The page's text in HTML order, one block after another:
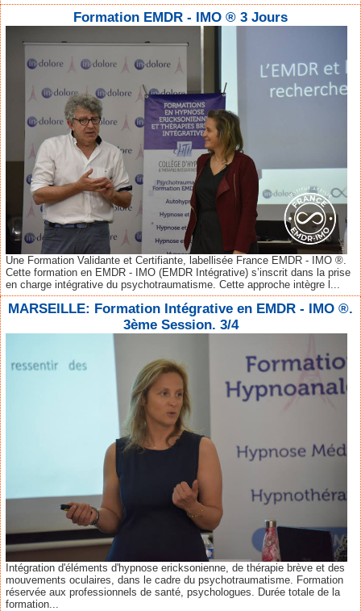
Formation EMDR - IMO ® 3 Jours
Une Formation Validante et Certifiante, labellisée France EMDR - IMO ®.
Cette formation en EMDR - IMO (EMDR Intégrative) s’inscrit dans la prise
en charge intégrative du psychotraumatisme. Cette approche intègre l...
MARSEILLE: Formation Intégrative en EMDR - IMO ®.
3ème Session. 3/4
Intégration d'éléments d'hypnose ericksonienne, de thérapie brève et des
mouvements oculaires, dans le cadre du psychotraumatisme. Formation
réservée aux professionnels de santé, psychologues. Durée totale de la
formation...